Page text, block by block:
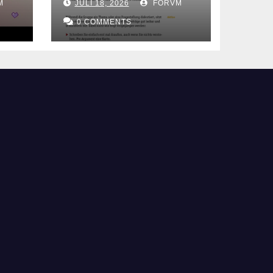
Themen
JULI 18, 2026 FORVM
0 COMMENTS